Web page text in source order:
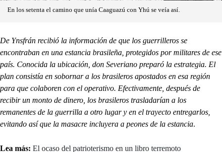
En los setenta el camino que unía Caaguazú con Yhú se veía así.
De Ynsfrán recibió la información de que los guerrilleros se
encontraban en una estancia brasileña, protegidos por militares de ese
país. Conocida la ubicación, don Severiano preparó la estrategia. El
plan consistía en sobornar a los brasileros apostados en esa región
para que colaboren con el operativo. Efectivamente, después de
recibir un monto de dinero, los brasileros trasladarían a los
remanentes de la guerrilla a otro lugar y en el trayecto entregarlos,
evitando así que la masacre incluyera a peones de la estancia.
Lea más: El ocaso del patrioterismo en un libro terremoto